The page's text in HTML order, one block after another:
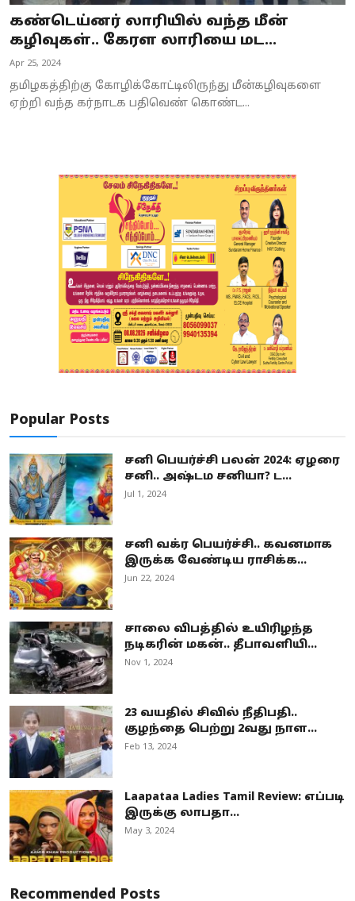
Astrology
Spirituality
Weather
கண்டெய்னர் லாரியில் வந்த மீன்
கழிவுகள்.. கேரள லாரியை மட...
Apr 25, 2024
தமிழகத்திற்கு கோழிக்கோட்டிலிருந்து மீன்கழிவுகளை
ஏற்றி வந்த கர்நாடக பதிவெண் கொண்ட...
Popular Posts
சனி பெயர்ச்சி பலன் 2024: ஏழரை
சனி.. அஷ்டம சனியா? ட...
Jul 1, 2024
சனி வக்ர பெயர்ச்சி.. கவனமாக
இருக்க வேண்டிய ராசிக்க...
Jun 22, 2024
சாலை விபத்தில் உயிரிழந்த
நடிகரின் மகன்.. தீபாவளியி...
Nov 1, 2024
23 வயதில் சிவில் நீதிபதி..
குழந்தை பெற்று 2வது நாள...
Feb 13, 2024
Laapataa Ladies Tamil Review: எப்படி
இருக்கு லாபதா...
May 3, 2024
Recommended Posts